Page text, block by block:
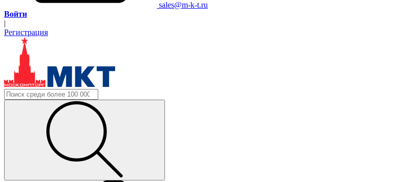
sales@m-k-t.ru
Войти
|
Регистрация